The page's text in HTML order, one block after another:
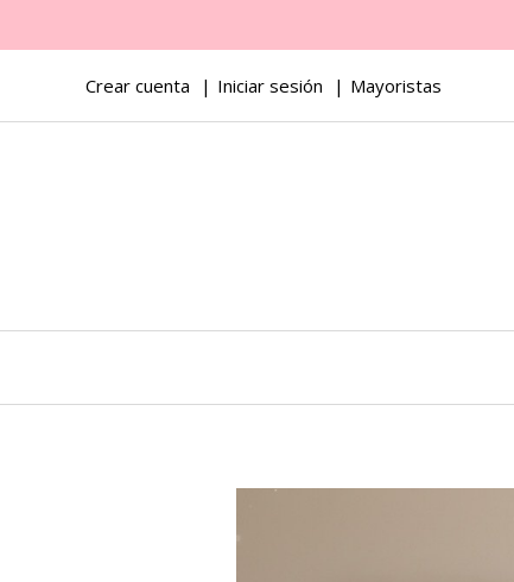
Crear cuenta Iniciar sesión Mayoristas